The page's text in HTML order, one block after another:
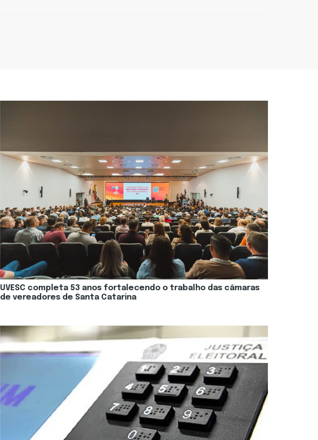
UVESC completa 53 anos fortalecendo o trabalho das câmaras
de vereadores de Santa Catarina